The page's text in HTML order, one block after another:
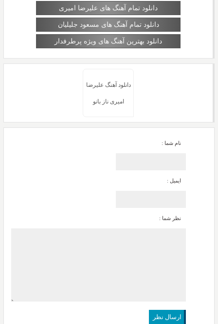
دانلود تمام آهنگ های علیرضا امیری
دانلود تمام آهنگ های مسعود جلیلیان
دانلود بهترین آهنگ های ویژه پرطرفدار
دانلود آهنگ علیرضا
امیری ناز بانو
نام شما :
ایمیل :
نظر شما :